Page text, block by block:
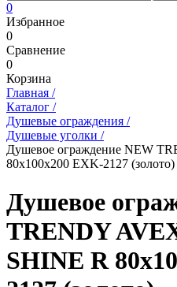
0
Избранное
0
Сравнение
0
Корзина
Главная /
Каталог /
Душевые ограждения /
Душевые уголки /
Душевое ограждение NEW
80x100x200 EXK-2127 (золото)
Душевое
TRENDY
SHINE R